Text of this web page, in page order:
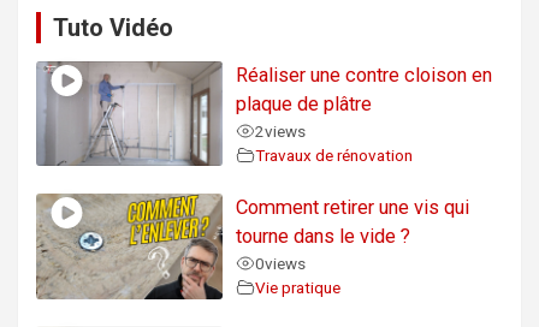
Tuto Vidéo
Réaliser une contre cloison en
plaque de plâtre
2views
Travaux de rénovation
Comment retirer une vis qui
tourne dans le vide ?
0views
Vie pratique